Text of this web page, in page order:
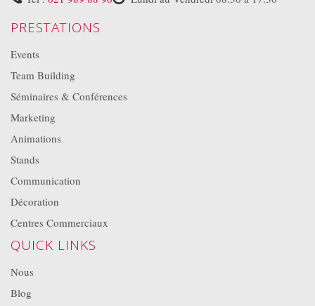
PRESTATIONS
Events
Team Building
Séminaires & Conférences
Marketing
Animations
Stands
Communication
Décoration
Centres Commerciaux
QUICK LINKS
Nous
Blog